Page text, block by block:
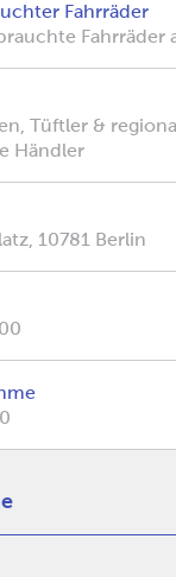
Fahrräder
Fahrräder
Tüftler &
Händler
10781 Berlin